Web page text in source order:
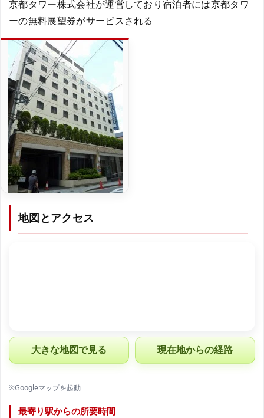
京都タワー株式会社が運営しており宿泊者には京都タワ
ーの無料展望券がサービスされる
地図とアクセス
大きな地図で見る 現在地からの経路
※Googleマップを起動
最寄り駅からの所要時間